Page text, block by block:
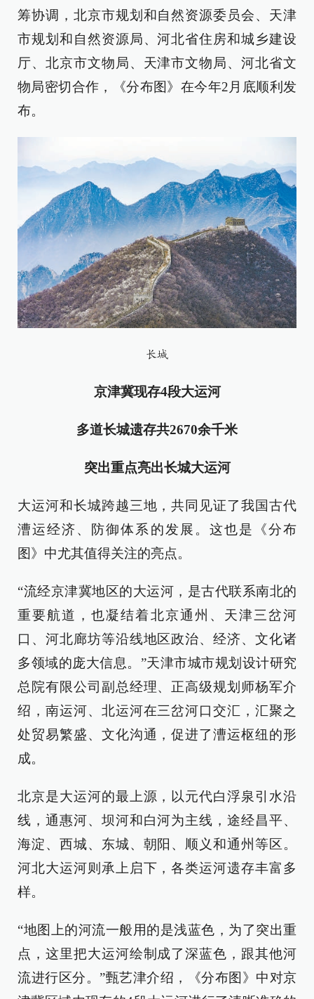
筹协调，北京市规划和自然资源委员会、天津
市规划和自然资源局、河北省住房和城乡建设
厅、北京市文物局、天津市文物局、河北省文
物局密切合作，《分布图》在今年2月底顺利发
布。
长城
京津冀现存4段大运河
多道长城遗存共2670余千米
突出重点亮出长城大运河
大运河和长城跨越三地，共同见证了我国古代
漕运经济、防御体系的发展。这也是《分布
图》中尤其值得关注的亮点。
“流经京津冀地区的大运河，是古代联系南北的
重要航道，也凝结着北京通州、天津三岔河
口、河北廊坊等沿线地区政治、经济、文化诸
多领域的庞大信息。”天津市城市规划设计研究
总院有限公司副总经理、正高级规划师杨军介
绍，南运河、北运河在三岔河口交汇，汇聚之
处贸易繁盛、文化沟通，促进了漕运枢纽的形
成。
北京是大运河的最上源，以元代白浮泉引水沿
线，通惠河、坝河和白河为主线，途经昌平、
海淀、西城、东城、朝阳、顺义和通州等区。
河北大运河则承上启下，各类运河遗存丰富多
样。
“地图上的河流一般用的是浅蓝色，为了突出重
点，这里把大运河绘制成了深蓝色，跟其他河
流进行区分。”甄艺津介绍，《分布图》中对京